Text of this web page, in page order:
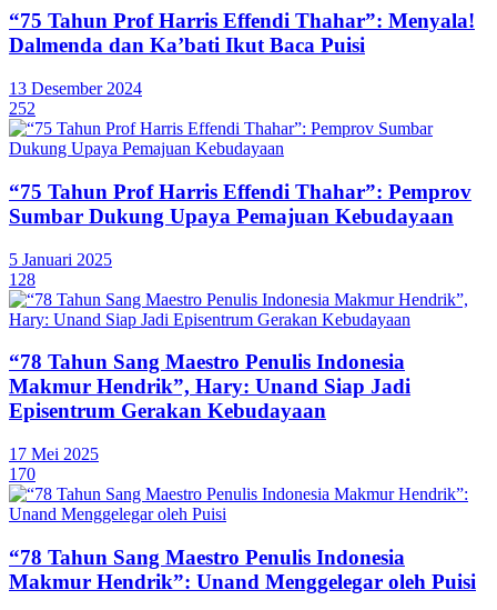
“75 Tahun Prof Harris Effendi Thahar”: Menyala!
Dalmenda dan Ka’bati Ikut Baca Puisi
13 Desember 2024
252
“75 Tahun Prof Harris Effendi Thahar”: Pemprov
Sumbar Dukung Upaya Pemajuan Kebudayaan
5 Januari 2025
128
“78 Tahun Sang Maestro Penulis Indonesia
Makmur Hendrik”, Hary: Unand Siap Jadi
Episentrum Gerakan Kebudayaan
17 Mei 2025
170
“78 Tahun Sang Maestro Penulis Indonesia
Makmur Hendrik”: Unand Menggelegar oleh Puisi